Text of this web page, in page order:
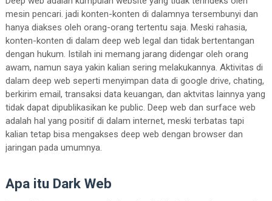
mesin pencari. jadi konten-konten di dalamnya tersembunyi dan
hanya diakses oleh orang-orang tertentu saja. Meski rahasia,
konten-konten di dalam deep web legal dan tidak bertentangan
dengan hukum. Istilah ini memang jarang didengar oleh orang
awam, namun saya yakin kalian sering melakukannya. Aktivitas di
dalam deep web seperti menyimpan data di google drive, chating,
berkirim email, transaksi data keuangan, dan aktvitas lainnya yang
tidak dapat dipublikasikan ke public. Deep web dan surface web
adalah hal yang positif di dalam internet, meski terbatas tapi
kalian tetap bisa mengakses deep web dengan browser dan
jaringan pada umumnya.
Apa itu Dark Web